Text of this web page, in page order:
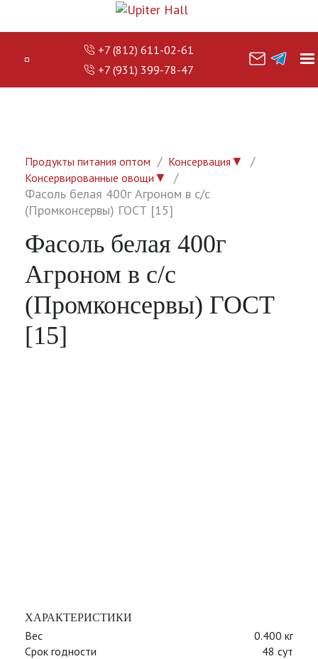
+7 (812) 611-02-61
+7 (931) 399-78-47
Продукты питания оптом Консервация ▼
Консервированные овощи ▼
Фасоль белая 400г Агроном в с/с
(Промконсервы) ГОСТ [15]
Фасоль белая 400г
Агроном в с/с
(Промконсервы) ГОСТ
[15]
ХАРАКТЕРИСТИКИ
Вес
0.400 кг
Срок годности
48 сут